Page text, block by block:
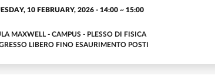
10 FEBRUARY, 2026 - 14:00 ~ 15:00
MAXWELL - CAMPUS - PLESSO DI FISICA
LIBERO FINO ESAURIMENTO POSTI